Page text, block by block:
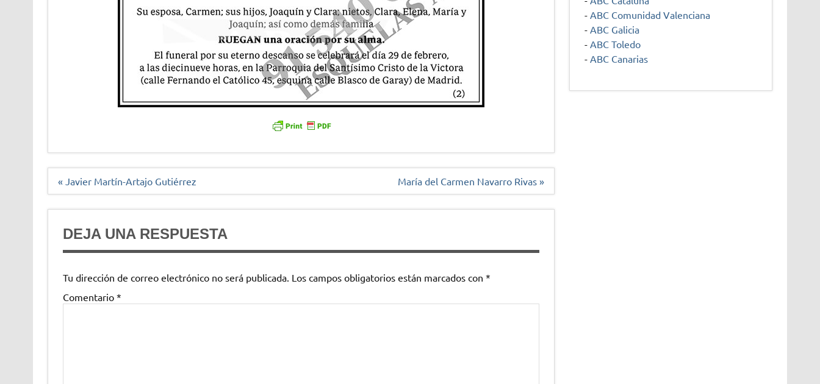
Navegación
« Javier Martín-Artajo Gutiérrez María del Carmen Navarro Rivas »
DEJA UNA RESPUESTA
Tu dirección de correo electrónico no será publicada. Los campos obligatorios están marcados con *
Comentario *
- ABC Comunidad Valenciana
- ABC Galicia
- ABC Toledo
- ABC Canarias